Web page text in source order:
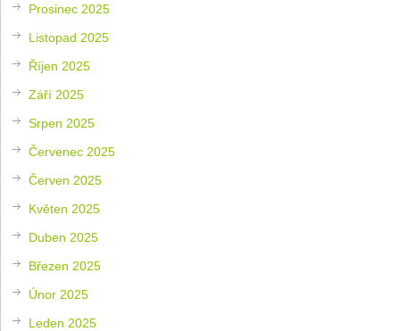
Prosinec 2025
Listopad 2025
Říjen 2025
Září 2025
Srpen 2025
Červenec 2025
Červen 2025
Květen 2025
Duben 2025
Březen 2025
Únor 2025
Leden 2025